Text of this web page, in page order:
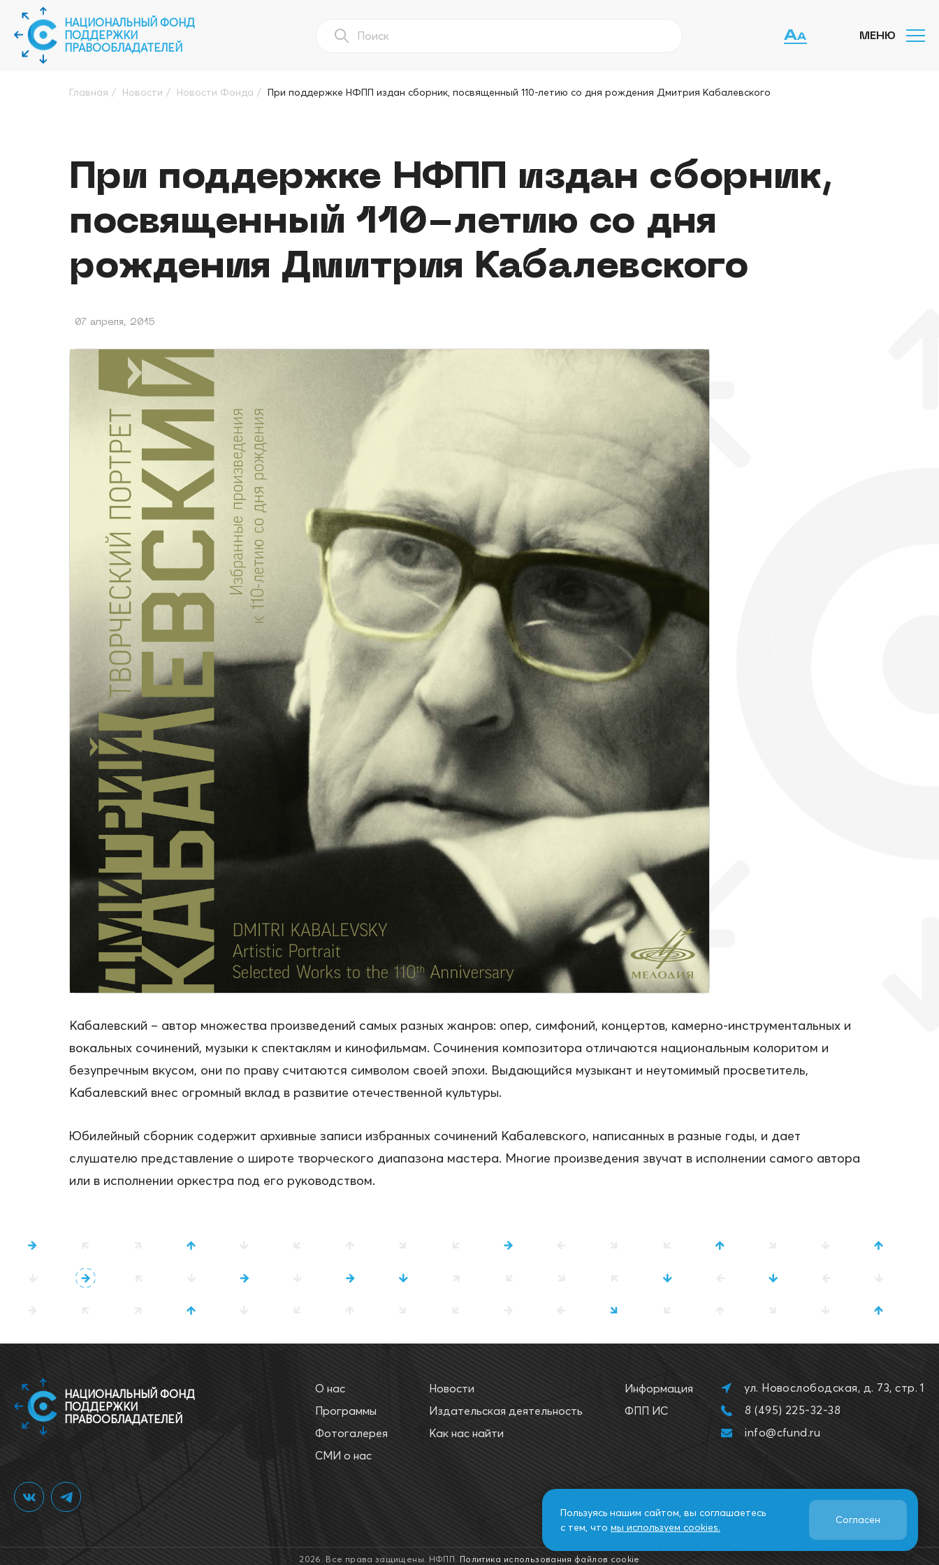
НАЦИОНАЛЬНЫЙ ФОНД
ПОДДЕРЖКИ
ПРАВООБЛАДАТЕЛЕЙ
МЕНЮ
Главная / Новости / Новости Фонда / При поддержке НФПП издан сборник, посвященный 110-летию со дня рождения Дмитрия Кабалевского
При поддержке НФПП издан сборник,
посвященный 110-летию со дня
рождения Дмитрия Кабалевского
07 апреля, 2015
Кабалевский – автор множества произведений самых разных жанров: опер, симфоний, концертов, камерно-инструментальных и
вокальных сочинений, музыки к спектаклям и кинофильмам. Сочинения композитора отличаются национальным колоритом и
безупречным вкусом, они по праву считаются символом своей эпохи. Выдающийся музыкант и неутомимый просветитель,
Кабалевский внес огромный вклад в развитие отечественной культуры.
Юбилейный сборник содержит архивные записи избранных сочинений Кабалевского, написанных в разные годы, и дает
слушателю представление о широте творческого диапазона мастера. Многие произведения звучат в исполнении самого автора
или в исполнении оркестра под его руководством.
НАЦИОНАЛЬНЫЙ ФОНД
ПОДДЕРЖКИ
ПРАВООБЛАДАТЕЛЕЙ
О нас
Программы
Фотогалерея
СМИ о нас
Новости
Издательская деятельность
Как нас найти
Информация
ФПП ИС
ул. Новослободская, д. 73, стр. 1
8 (495) 225-32-38
info@cfund.ru
2026. Все права защищены. НФПП. Политика использования файлов cookie
Пользуясь нашим сайтом, вы соглашаетесь
с тем, что мы используем cookies.
Согласен